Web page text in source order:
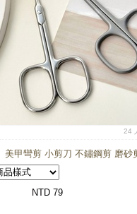
24
美甲彎剪 小剪刀 不鏽鋼剪 磨砂
NTD 79